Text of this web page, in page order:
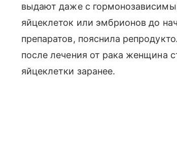
выдают даже с
яйцеклеток или эмбрионов до
препаратов, пояснила
после лечения от рака женщина
яйцеклетки заранее.